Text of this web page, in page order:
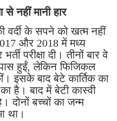
से नहीं मानी हार
वर्दी के सपने को खत्म नहीं
और 2018 में मध्य
परीक्षा दी। तीनों बार वे
पास हुईं, लेकिन फिजिकल
इसके बाद बेटे कार्तिक का
है। बाद में बेटी कास्वी
दोनों बच्चों का जन्म
था।